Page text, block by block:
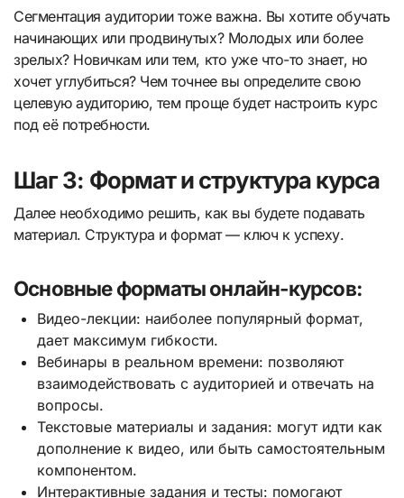
Сегментация аудитории тоже важна. Вы хотите обучать
начинающих или продвинутых? Молодых или более
зрелых? Новичкам или тем, кто уже что-то знает, но
хочет углубиться? Чем точнее вы определите свою
целевую аудиторию, тем проще будет настроить курс
под её потребности.
Шаг 3: Формат и структура курса
Далее необходимо решить, как вы будете подавать
материал. Структура и формат — ключ к успеху.
Основные форматы онлайн-курсов:
Видео-лекции: наиболее популярный формат,
дает максимум гибкости.
Вебинары в реальном времени: позволяют
взаимодействовать с аудиторией и отвечать на
вопросы.
Текстовые материалы и задания: могут идти как
дополнение к видео, или быть самостоятельным
компонентом.
Интерактивные задания и тесты: помогают